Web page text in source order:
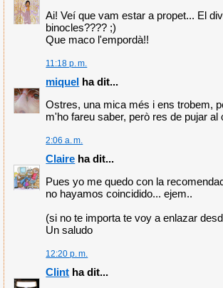
Ai! Veí que vam estar a propet... El
binocles???? ;)
Que maco l'empordà!!
11:18 p. m.
miquel ha dit...
Ostres, una mica més i ens trobem,
m'ho fareu saber, però res de pujar
2:06 a. m.
Claire ha dit...
Pues yo me quedo con la
no hayamos coincidido... ejem..
(si no te importa te voy a enlazar
Un saludo
12:20 p. m.
Clint ha dit...